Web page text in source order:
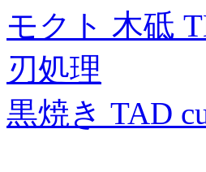
モクト 木砥
刃処理
黒焼き TAD